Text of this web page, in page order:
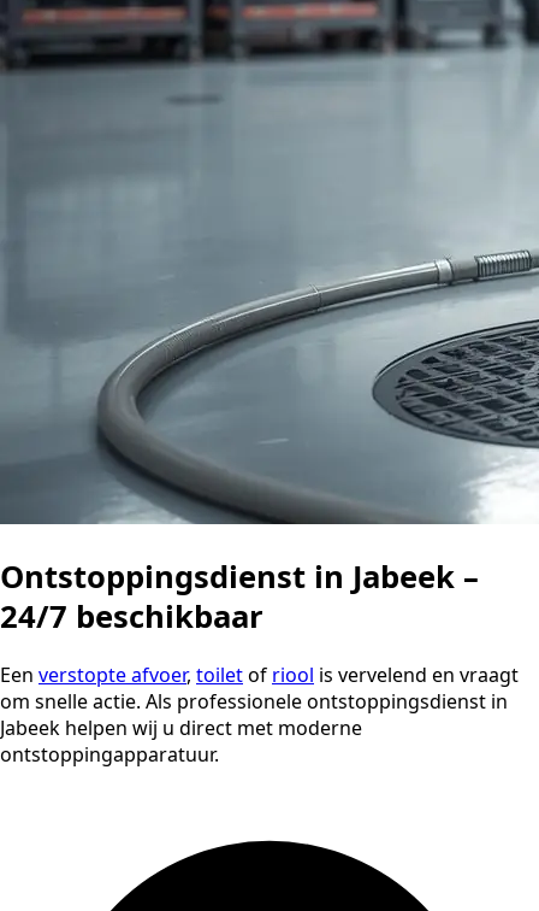
Ontstoppingsdienst in Jabeek –
24/7 beschikbaar
Een verstopte afvoer, toiletof riool is vervelend en vraagt
om snelle actie. Als professionele ontstoppingsdienst in
Jabeek helpen wij u direct met moderne
ontstoppingapparatuur.